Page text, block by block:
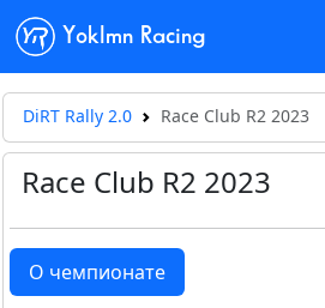
Yoklmn Racing
DiRT Rally 2.0 Race Club R2 2023
Race Club R2 2023
О чемпионате